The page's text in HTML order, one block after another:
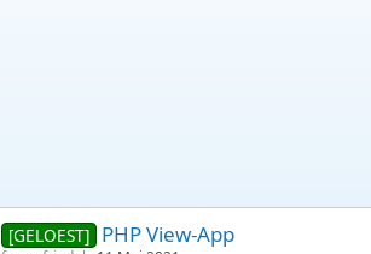
[GELOEST] PHP View-App